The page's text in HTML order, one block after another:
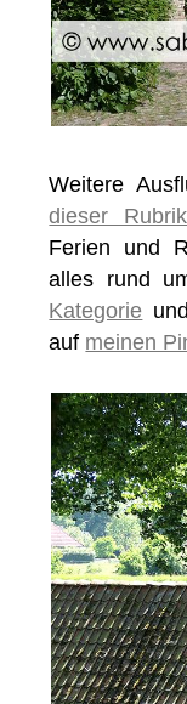
Weitere
dieser Rubrik
Ferien und
alles rund
Kategorie
auf meinen